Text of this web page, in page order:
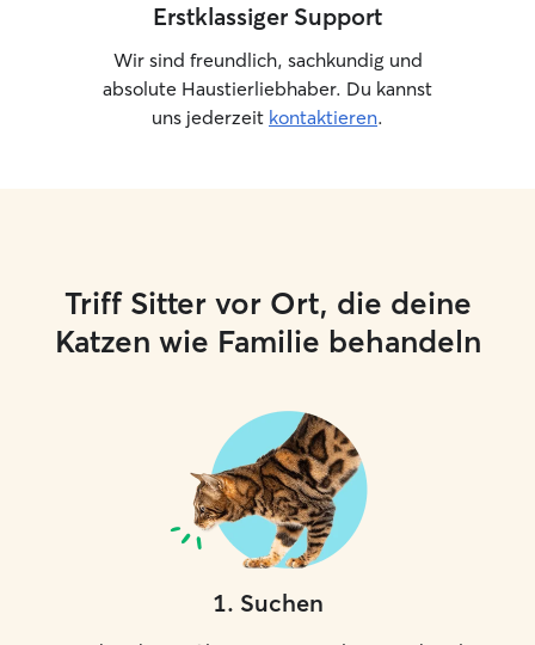
Erstklassiger Support
Wir sind freundlich, sachkundig und
absolute Haustierliebhaber. Du kannst
uns jederzeit kontaktieren.
Triff Sitter vor Ort, die deine
Katzen wie Familie behandeln
1. Suchen